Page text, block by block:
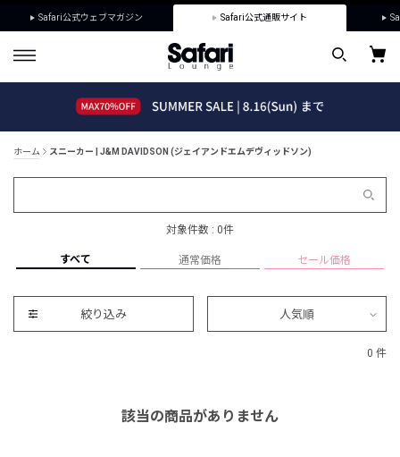
Safari公式ウェブマガジン Safari公式通販サイト
ホーム スニーカー | J&M DAVIDSON (ジェイアンドエムデヴィッドソン)
対象件数 : 0件
すべて 通常価格 セール価格
絞り込み 人気順
0 件
該当の商品がありません